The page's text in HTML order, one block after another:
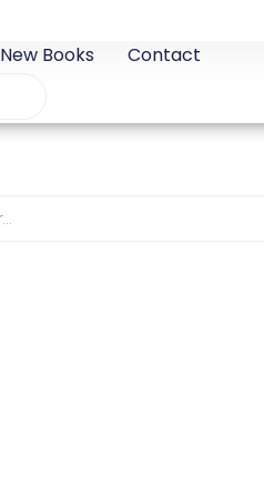
New Books Contact